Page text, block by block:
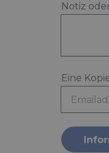
Notiz
Eine